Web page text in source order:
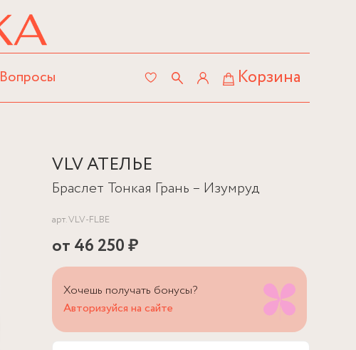
Вопросы Корзина
VLV АТЕЛЬЕ
Браслет Тонкая Грань – Изумруд
арт.VLV-FLBE
от 46 250 ₽
Хочешь получать бонусы?
Авторизуйся на сайте